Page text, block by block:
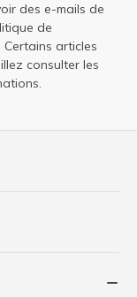
des e-mails de
de
Certains articles
consulter les